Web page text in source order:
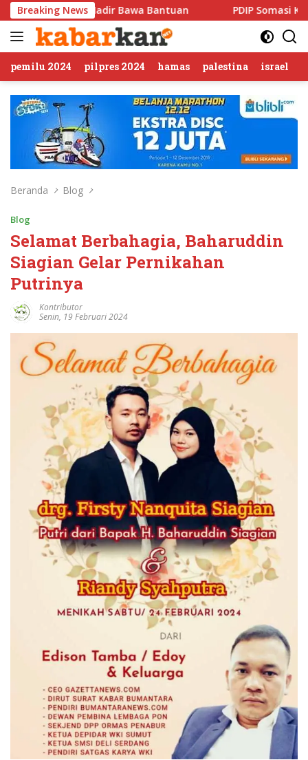
Langsung
ke
konten
Breaking News
Bawa Bantuan PDIP Somasi KWP Soal Tuduhan
pemilu 2024 pilpres 2024 hamas palestina israel
Beranda Blog
Blog
Selamat Berbahagia, Baharuddin
Siagian Gelar Pernikahan
Putrinya
Kontributor
Senin, 19 Februari 2024